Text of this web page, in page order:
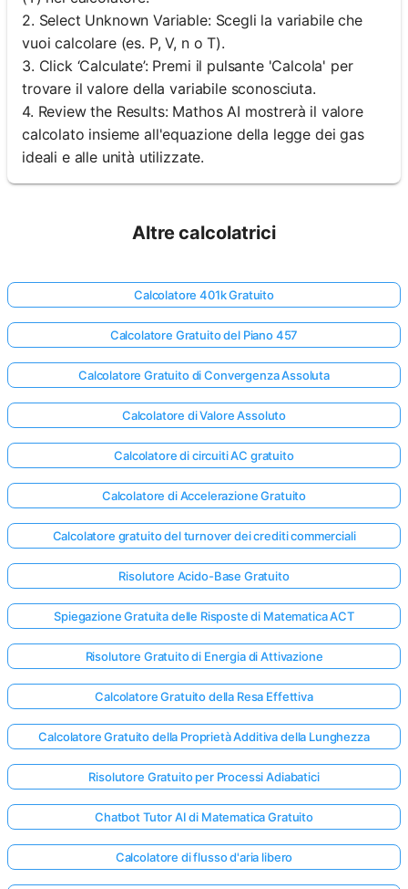
2. Select Unknown Variable: Scegli la variabile che
vuoi calcolare (es. P, V, n o T).
3. Click ‘Calculate’: Premi il pulsante 'Calcola' per
trovare il valore della variabile sconosciuta.
4. Review the Results: Mathos AI mostrerà il valore
calcolato insieme all'equazione della legge dei gas
ideali e alle unità utilizzate.
Altre calcolatrici
Calcolatore 401k Gratuito
Calcolatore Gratuito del Piano 457
Calcolatore Gratuito di Convergenza Assoluta
Calcolatore di Valore Assoluto
Calcolatore di circuiti AC gratuito
Calcolatore di Accelerazione Gratuito
Calcolatore gratuito del turnover dei crediti commerciali
Risolutore Acido-Base Gratuito
Spiegazione Gratuita delle Risposte di Matematica ACT
Risolutore Gratuito di Energia di Attivazione
Calcolatore Gratuito della Resa Effettiva
Calcolatore Gratuito della Proprietà Additiva della Lunghezza
Risolutore Gratuito per Processi Adiabatici
Chatbot Tutor AI di Matematica Gratuito
Calcolatore di flusso d'aria libero